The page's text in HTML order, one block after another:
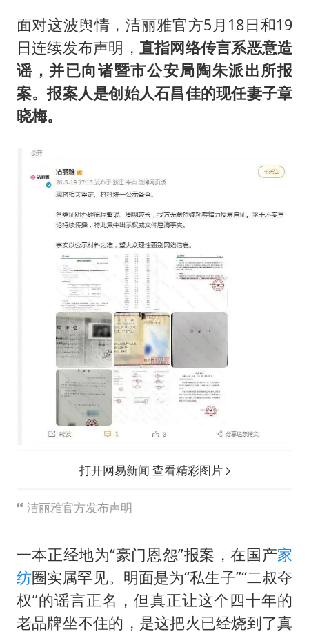
面对这波舆情，洁丽雅官方5月18日和19
日连续发布声明， 直指网络传言系恶意造
谣，并已向诸暨市公安局陶朱派出所报
案。报案人是创始人石昌佳的现任妻子章
晓梅。
打开网易新闻 查看精彩图片
洁丽雅官方发布声明
一本正经地为“豪门恩怨”报案，在国产家
纺圈实属罕见。明面是为“私生子”“二叔夺
权”的谣言正名，但真正让这个四十年的
老品牌坐不住的，是这把火已经烧到了真